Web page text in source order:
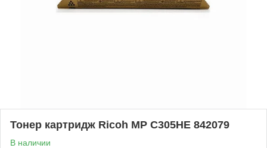
Тонер картридж Ricoh MP C305HE 842079
В наличии